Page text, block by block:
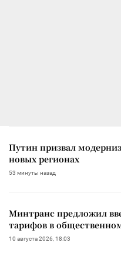
Путин призвал
новых регионах
53 минуты назад
Минтранс предложил
тарифов в
10 августа 2026, 18:03